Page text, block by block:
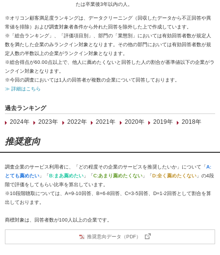
たは卒業後3年以内の人。
※オリコン顧客満足度ランキングは、データクリーニング（回収したデータから不正回答や異
常値を排除）および調査対象者条件から外れた回答を除外した上で作成しています。
※「総合ランキング」、「評価項目別」、部門の「業態別」においては有効回答者数が規定人
数を満たした企業のみランクイン対象となります。その他の部門においては有効回答者数が規
定人数の半数以上の企業がランクイン対象となります。
※総合得点が60.00点以上で、他人に薦めたくないと回答した人の割合が基準値以下の企業がラ
ンクイン対象となります。
※今回の調査においては1人の回答者が複数の企業について回答しております。
≫ 詳細はこちら
過去ランキング
2024年
2023年 2022年 2021年 2020年 2019年 2018年
推奨意向
調査企業のサービス利用者に、「どの程度その企業のサービスを推奨したいか」について「A:
とても薦めたい 」「B:まあ薦めたい 」「C:あまり薦めたくない 」「D:全く薦めたくない 」の4段
階で評価をしてもらい比率を算出しています。
※10段階聴取については、A=9-10回答、B=6-8回答、C=3-5回答、D=1-2回答として割合を算
出しております。
商標対象は、回答者数が100人以上の企業です。
推奨意向データ（PDF）